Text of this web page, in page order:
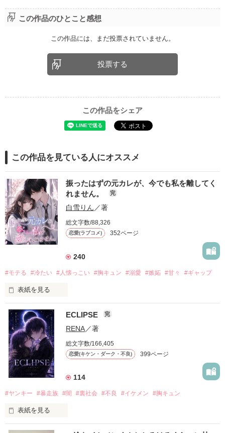
この作品のひとこと感想
この作品には、まだ投票されていません。
投票する
この作品をシェア
この作品を見ている人にオススメ
振ったはずの元カレが、今でも私を離してく
れません。
完
白雪りん ／著
総文字数/88,326
恋愛(ラブコメ) 352ページ
240
#モテる #冷たい #人懐っこい #胸キュン #溺愛 #嫉妬 #甘々 #ギャップ
表紙を見る
「好きだったから、別れを選んだ。」
モテる人を好きになるのが怖かった。
だから私は、中学時代に大好きだった彼を自分から振った。
もう会うことはないと思っていたのに、
高校生になって再会した彼は、隣の学校で”王子様”と呼ばれる
他の女の子には冷たいのに
私にだけ昔と変わらない笑顔を向けてくる。
ECLIPSE 完
RENA／著
総文字数/166,405
恋愛(キケン・ダーク・不良) 399ページ
114
#ヤンキー #暴走族 #闇 #裏社会 #不良 #イケメン #胸キュン
表紙を見る
表紙画像はAIです